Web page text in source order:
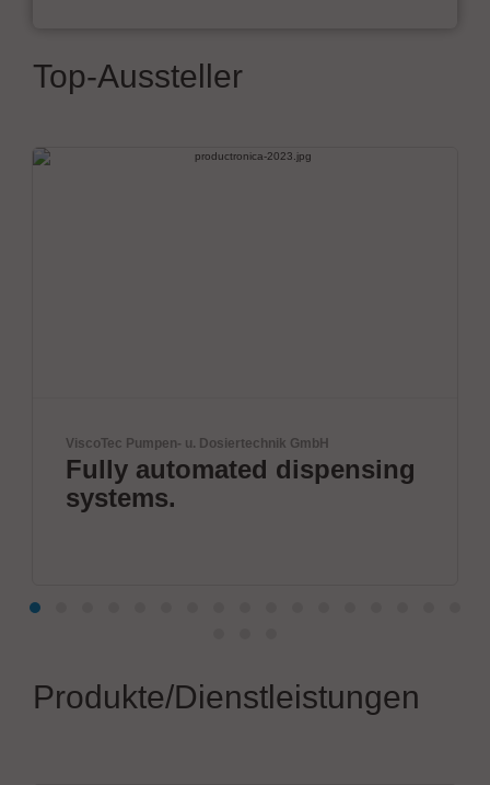
Top-Aussteller
Dosiertechnik GmbH
dispensing
Next Era
Produkte/Dienstleistungen